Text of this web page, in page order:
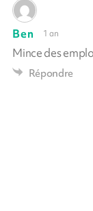
Ben 1 an
Mince des
Répondre